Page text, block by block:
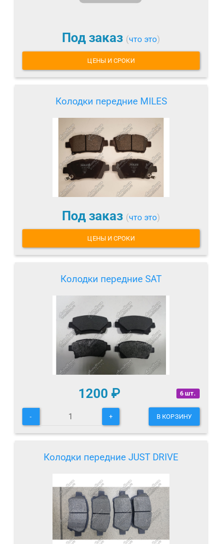
Под заказ (что это)
ЦЕНЫ И СРОКИ
Колодки передние MILES
Под заказ (что это)
ЦЕНЫ И СРОКИ
Колодки передние SAT
6 шт.
1200 ₽
- + В КОРЗИНУ
Колодки передние JUST DRIVE